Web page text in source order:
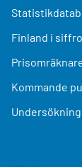
Finland i
Kommande